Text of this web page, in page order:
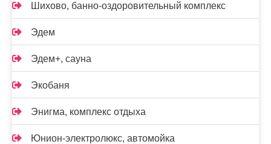
Шихово, банно-оздоровительный комплекс
Эдем
Эдем+, сауна
Экобаня
Энигма, комплекс отдыха
Юнион-электролюкс, автомойка